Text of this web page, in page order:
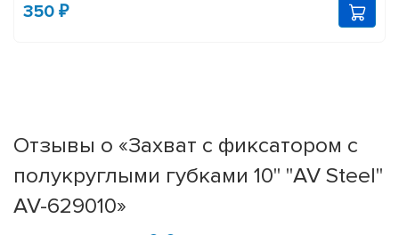
350 ₽
Отзывы о «Захват с фиксатором с
полукруглыми губками 10" "AV Steel"
AV-629010»